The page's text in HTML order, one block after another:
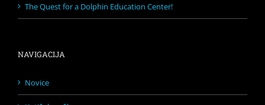
The Quest for a Dolphin Education Center!
NAVIGACIJA
Novice